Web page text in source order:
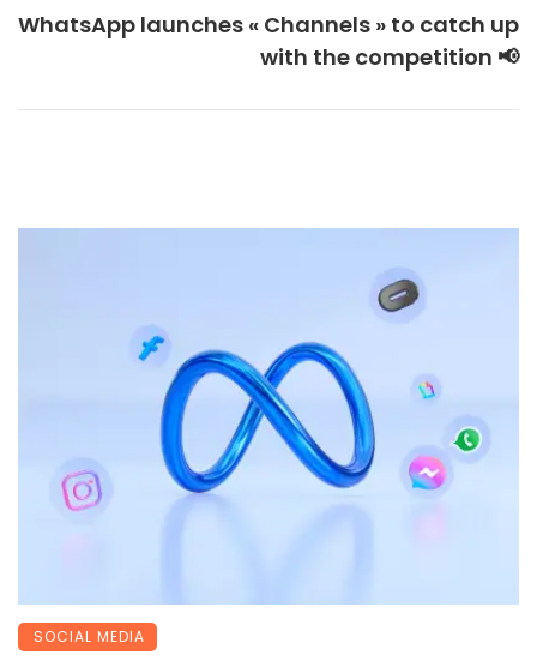
WhatsApp launches « Channels » to catch up
with the competition 📢
SOCIAL MEDIA